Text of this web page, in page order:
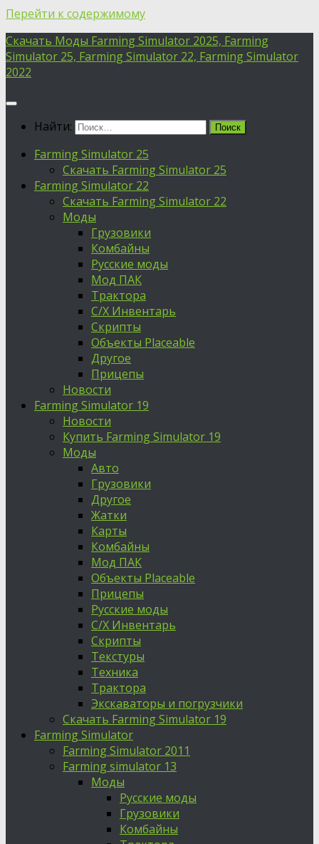
Перейти к содержимому
Скачать Моды Farming Simulator 2025, Farming
Simulator 25, Farming Simulator 22, Farming Simulator
2022
Найти:
Farming Simulator 25
Скачать Farming Simulator 25
Farming Simulator 22
Скачать Farming Simulator 22
Моды
Грузовики
Комбайны
Русские моды
Мод ПАК
Трактора
С/Х Инвентарь
Скрипты
Объекты Placeable
Другое
Прицепы
Новости
Farming Simulator 19
Новости
Купить Farming Simulator 19
Моды
Авто
Грузовики
Другое
Жатки
Карты
Комбайны
Мод ПАК
Объекты Placeable
Прицепы
Русские моды
С/Х Инвентарь
Скрипты
Текстуры
Техника
Трактора
Экскаваторы и погрузчики
Скачать Farming Simulator 19
Farming Simulator
Farming Simulator 2011
Farming simulator 13
Моды
Русские моды
Грузовики
Комбайны